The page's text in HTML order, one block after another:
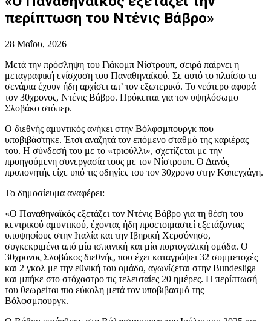
περίπτωση του Ντένις Βάβρο»
28 Μαΐου, 2026
Μετά την πρόσληψη του Γιάκομπ Νίστρουπ, σειρά παίρνει η
μεταγραφική ενίσχυση του Παναθηναϊκού. Σε αυτό το πλαίσιο τα
σενάρια έχουν ήδη αρχίσει απ’ τον εξωτερικό. Το νεότερο αφορά
τον 30χρονος, Ντένις Βάβρο. Πρόκειται για τον υψηλόσωμο
Σλοβάκο στόπερ.
Ο διεθνής αμυντικός ανήκει στην Βόλφσμπουργκ που
υποβιβάστηκε. Έτσι αναζητά τον επόμενο σταθμό της καριέρας
του. Η σύνδεσή του με το «τριφύλλι», σχετίζεται με την
προηγούμενη συνεργασία τους με τον Νίστρουπ. Ο Δανός
προπονητής είχε υπό τις οδηγίες του τον 30χρονο στην Κοπεγχάγη.
Το δημοσίευμα αναφέρει:
«Ο Παναθηναϊκός εξετάζει τον Ντένις Βάβρο για τη θέση του
κεντρικού αμυντικού, έχοντας ήδη προετοιμαστεί εξετάζοντας
υποψηφίους στην Ιταλία και την Ιβηρική Χερσόνησο,
συγκεκριμένα από μία ισπανική και μία πορτογαλική ομάδα. Ο
30χρονος Σλοβάκος διεθνής, που έχει καταγράψει 32 συμμετοχές
και 2 γκολ με την εθνική του ομάδα, αγωνίζεται στην Bundesliga
και μπήκε στο στόχαστρο τις τελευταίες 20 ημέρες. Η περίπτωσή
του θεωρείται πιο εύκολη μετά τον υποβιβασμό της
Βόλφσμπουργκ.